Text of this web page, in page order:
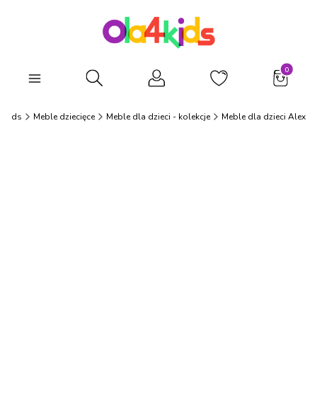
Otwórz wyszukiwarkę
Meble dziecięce Meble dla dzieci - kolekcje Meble dla dzieci Alex